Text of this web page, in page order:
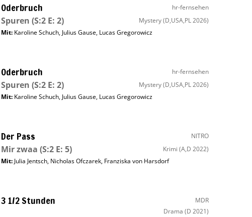
Oderbruch hr-fernsehen
Spuren (S:2 E: 2) Mystery(D,USA,PL 2026)
Mit: Karoline Schuch, Julius Gause, Lucas Gregorowicz
Oderbruch hr-fernsehen
Spuren (S:2 E: 2) Mystery(D,USA,PL 2026)
Mit: Karoline Schuch, Julius Gause, Lucas Gregorowicz
Der Pass NITRO
Mir zwaa (S:2 E: 5) Krimi (A,D 2022)
Mit: Julia Jentsch, Nicholas Ofczarek, Franziska von Harsdorf
3 1/2 Stunden
MDR
Drama (D 2021)